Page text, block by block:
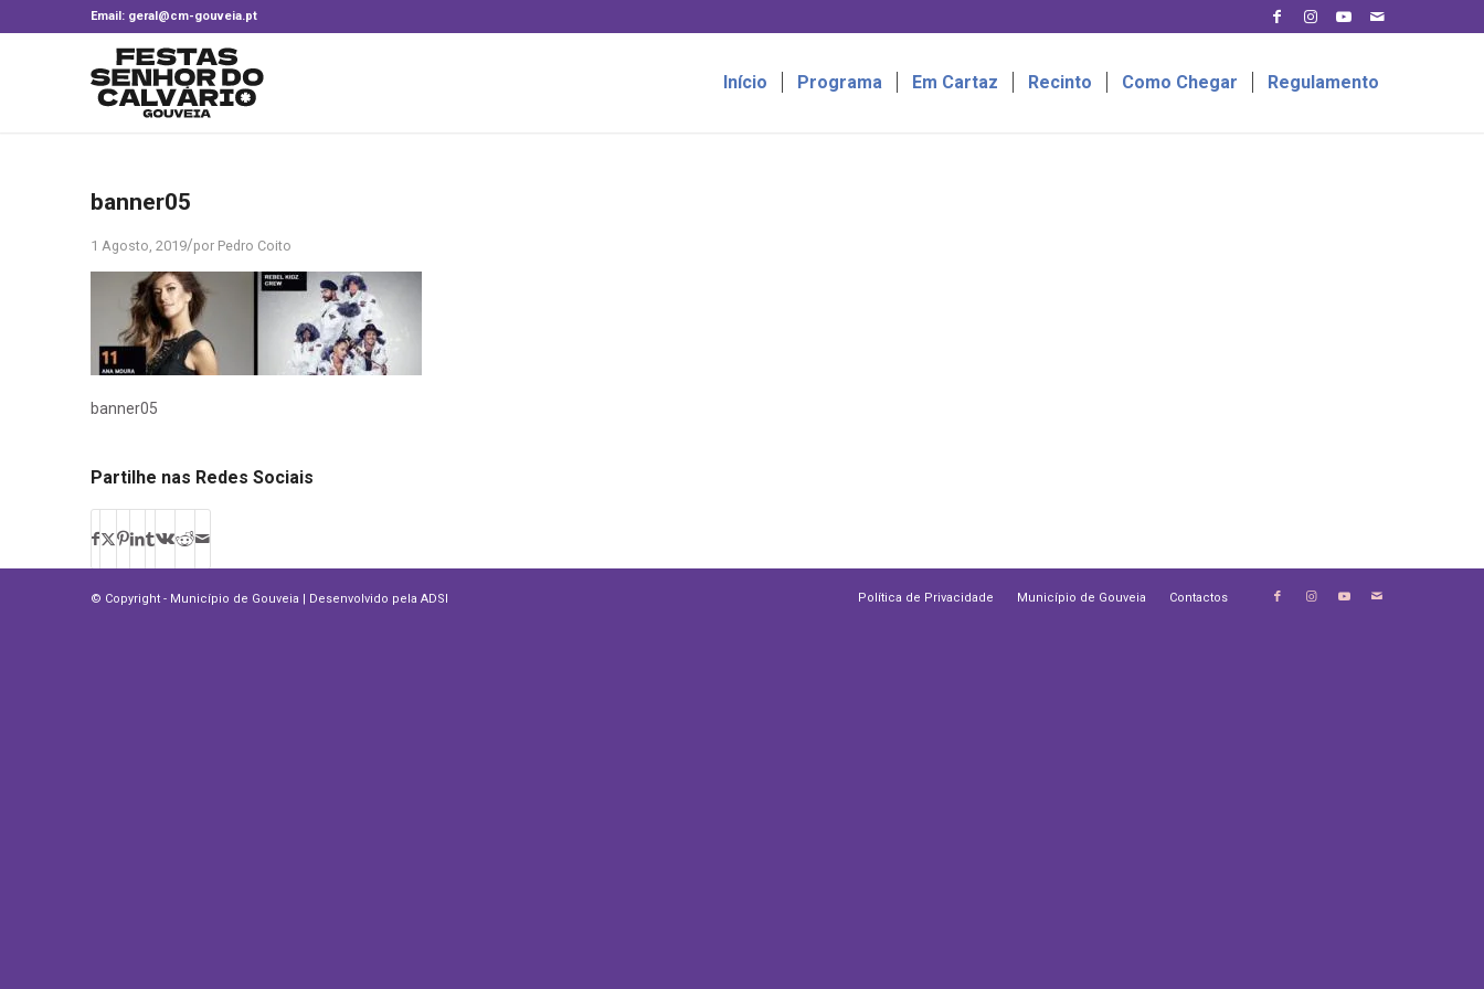
Email: geral@cm-gouveia.pt
Início Programa Em Cartaz Recinto Como Chegar Regulamento
banner05
1 Agosto, 2019/por Pedro Coito
banner05
Partilhe nas Redes Sociais
© Copyright - Município de Gouveia | Desenvolvido pela ADSI Política de Privacidade Município de Gouveia Contactos